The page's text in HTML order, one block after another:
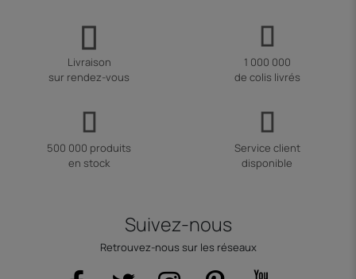
Livraison
sur rendez-vous
1 000 000
de colis livrés
500 000 produits
en stock
Service client
disponible
Suivez-nous
Retrouvez-nous sur les réseaux